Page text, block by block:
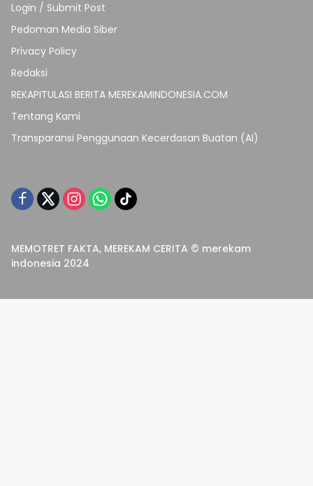
Login / Submit Post
Pedoman Media Siber
Privacy Policy
Redaksi
REKAPITULASI BERITA MEREKAMINDONESIA.COM
Tentang Kami
Transparansi Penggunaan Kecerdasan Buatan (AI)
MEMOTRET FAKTA, MEREKAM CERITA © merekam
indonesia 2024